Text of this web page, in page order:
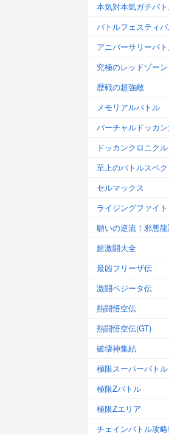
本気対本気ガチバ
バトルフェスティ
アニバーサリーバ
究極のレッドゾーン
歴戦の超強敵
メモリアルバトル
バーチャルドッカ
ドッカンクロニクル
至上のバトルスペ
セルマックス
ライジングファイト
願いの逆流！邪悪
超激闘大全
最凶フリーザ伝
激闘ベジータ伝
熱闘悟空伝
熱闘悟空伝(GT)
破壊神集結
極限スーパーバト
極限Zバトル
極限Zエリア
チェインバトル攻